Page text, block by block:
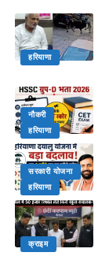
हरियाणा
नौकरी
हरियाणा
सरकारी योजना
हरियाणा
क्राइम